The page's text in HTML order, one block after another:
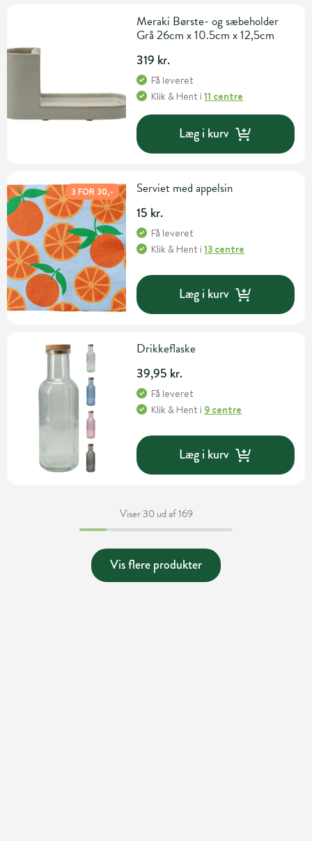
Meraki Børste- og sæbeholder
Grå 26cm x 10.5cm x 12,5cm
319 kr.
Få leveret
Klik & Hent i11 centre
Læg i kurv
3 FOR 30,- Serviet med appelsin
15 kr.
Få leveret
Klik & Hent i13 centre
Læg i kurv
Drikkeflaske
39,95 kr.
Få leveret
Klik & Hent i 9 centre
Læg i kurv
Viser 30 ud af 169
Vis flere produkter